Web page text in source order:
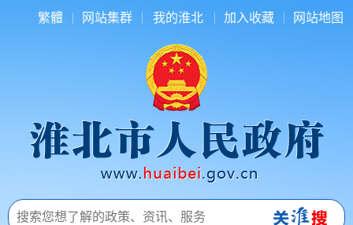
繁體 网站集群 我的淮北 加入收藏 网站地图